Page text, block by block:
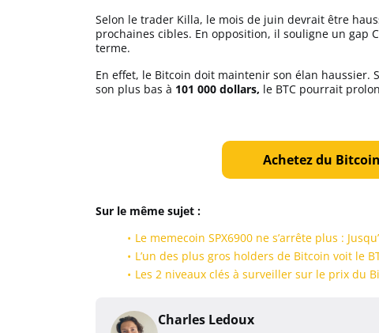
Selon le trader Killa, le mois de juin devrait être
prochaines cibles. En opposition, il souligne un gap
terme.
En effet, le Bitcoin doit maintenir son élan haussier.
son plus bas à 101 000 dollars, le BTC pourrait
Achetez du
Sur le même sujet :
Le memecoin SPX6900 ne s’arrête plus :
L’un des plus gros holders de Bitcoin voit le
Les 2 niveaux clés à surveiller sur le prix du
Charles Ledoux